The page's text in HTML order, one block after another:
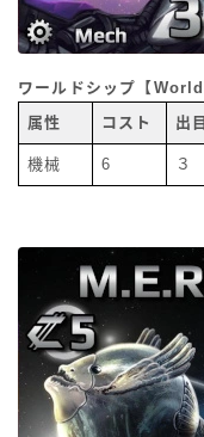
ワールドシップ【
属性
コスト 出目
機械 6 ３